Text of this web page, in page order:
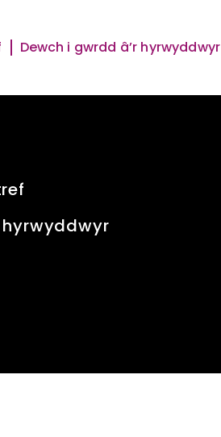
Dewch i gwrdd â’r hyrwyddwyr
hyrwyddwyr